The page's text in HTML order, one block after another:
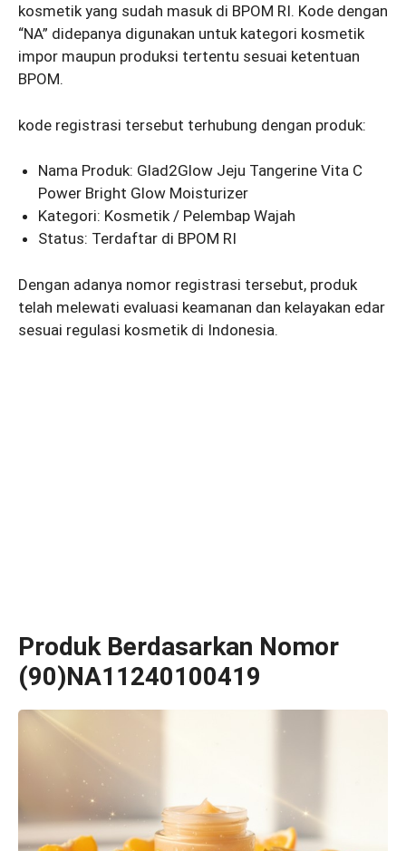
kosmetik yang sudah masuk di BPOM RI. Kode dengan
“NA” didepanya digunakan untuk kategori kosmetik
impor maupun produksi tertentu sesuai ketentuan
BPOM.
kode registrasi tersebut terhubung dengan produk:
Nama Produk: Glad2Glow Jeju Tangerine Vita C
Power Bright Glow Moisturizer
Kategori: Kosmetik / Pelembap Wajah
Status: Terdaftar di BPOM RI
Dengan adanya nomor registrasi tersebut, produk
telah melewati evaluasi keamanan dan kelayakan edar
sesuai regulasi kosmetik di Indonesia.
Produk Berdasarkan Nomor
(90)NA11240100419